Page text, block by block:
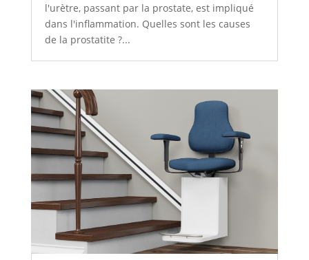
l'urètre, passant par la prostate, est impliqué
dans l'inflammation. Quelles sont les causes
de la prostatite ?...